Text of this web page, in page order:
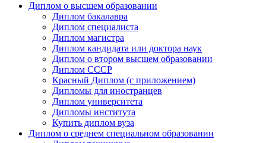
Диплом о высшем образовании
Диплом бакалавра
Диплом специалиста
Диплом магистра
Диплом кандидата или доктора наук
Диплом о втором высшем образовании
Диплом СССР
Красный Диплом (с приложением)
Дипломы для иностранцев
Диплом университета
Дипломы института
Купить диплом вуза
Диплом о среднем специальном образовании